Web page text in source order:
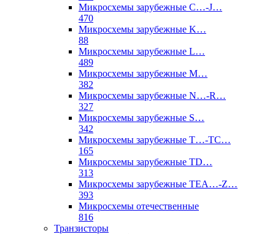
Микросхемы зарубежные C…-J…
470
Микросхемы зарубежные K…
88
Микросхемы зарубежные L…
489
Микросхемы зарубежные M…
382
Микросхемы зарубежные N…-R…
327
Микросхемы зарубежные S…
342
Микросхемы зарубежные T…-TC…
165
Микросхемы зарубежные TD…
313
Микросхемы зарубежные TEA…-Z…
393
Микросхемы отечественные
816
Транзисторы